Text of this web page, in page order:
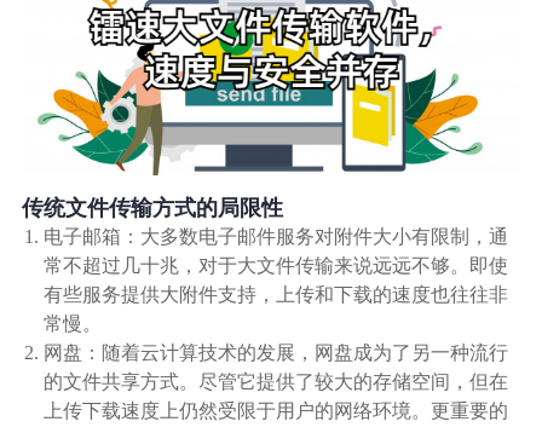
行业应用解决方案
政府机构
广告媒体
金融行业
基因行业
汽车行业
传统文件传输方式的局限性
电子邮箱：大多数电子邮件服务对附件大小有限制，通
常不超过几十兆，对于大文件传输来说远远不够。即使
有些服务提供大附件支持，上传和下载的速度也往往非
常慢。
网盘：随着云计算技术的发展，网盘成为了另一种流行
的文件共享方式。尽管它提供了较大的存储空间，但在
上传下载速度上仍然受限于用户的网络环境。更重要的